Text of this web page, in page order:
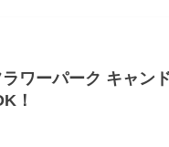
ワーパーク キャン
！